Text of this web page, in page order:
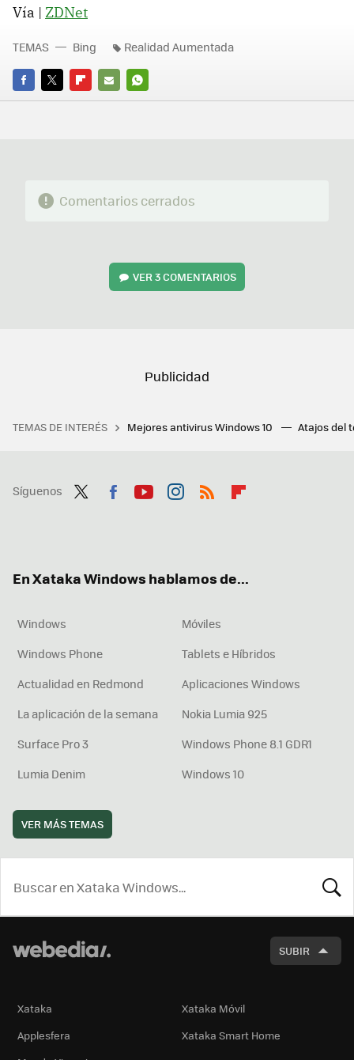
Vía | ZDNet
FACEBOOK
TWITTERFLIPBOARD
E-
WHATSAPP
TEMAS Bing Realidad Aumentada
Comentarios cerrados
VER3 COMENTARIOS
TEMAS DE INTERÉS Mejores antivirus Windows 10 Atajos del
Síguenos
En Xataka Windows hablamos de...
Windows
Móviles
Windows Phone
Tablets e Híbridos
Actualidad en Redmond
Aplicaciones Windows
La aplicación de la semana
Nokia Lumia 925
Surface Pro 3
Windows Phone 8.1 GDR1
Lumia Denim
Windows 10
VER MÁS TEMAS
SUBIR
Xataka
Xataka Móvil
Applesfera
Xataka Smart Home